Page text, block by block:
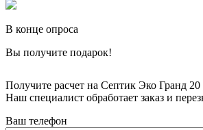
В конце опроса
Вы получите подарок!
Получите расчет на Септик Эко Гранд 20
Наш специалист обработает заказ и
Ваш телефон